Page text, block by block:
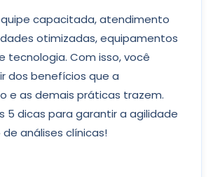
capacitada, atendimento
otimizadas, equipamentos
tecnologia. Com isso, você
dos benefícios que a
e as demais práticas trazem.
5 dicas para garantir a agilidade
análises clínicas!